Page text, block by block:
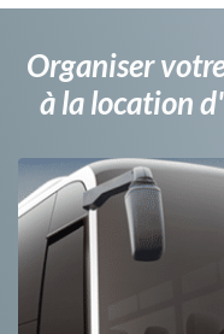
Organiser
à la location